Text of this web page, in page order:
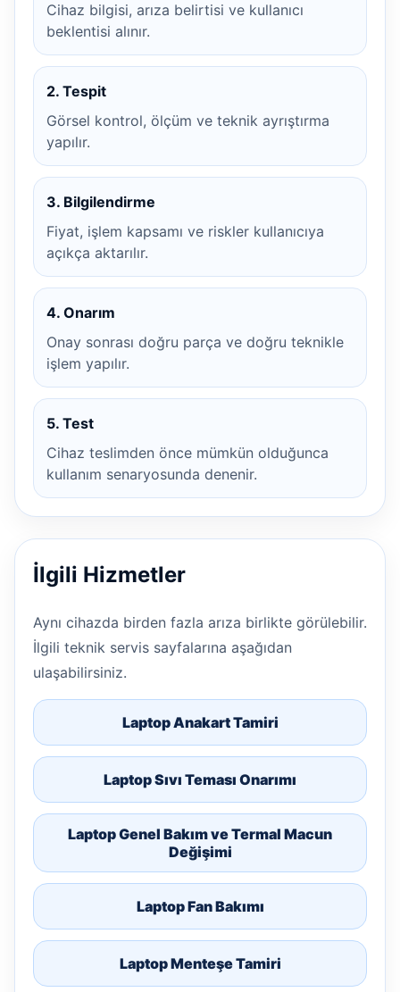
Cihaz bilgisi, arıza belirtisi ve kullanıcı
beklentisi alınır.
2. Tespit
Görsel kontrol, ölçüm ve teknik ayrıştırma
yapılır.
3. Bilgilendirme
Fiyat, işlem kapsamı ve riskler kullanıcıya
açıkça aktarılır.
4. Onarım
Onay sonrası doğru parça ve doğru teknikle
işlem yapılır.
5. Test
Cihaz teslimden önce mümkün olduğunca
kullanım senaryosunda denenir.
İlgili Hizmetler
Aynı cihazda birden fazla arıza birlikte görülebilir.
İlgili teknik servis sayfalarına aşağıdan
ulaşabilirsiniz.
Laptop Anakart Tamiri
Laptop Sıvı Teması Onarımı
Laptop Genel Bakım ve Termal Macun
Değişimi
Laptop Fan Bakımı
Laptop Menteşe Tamiri